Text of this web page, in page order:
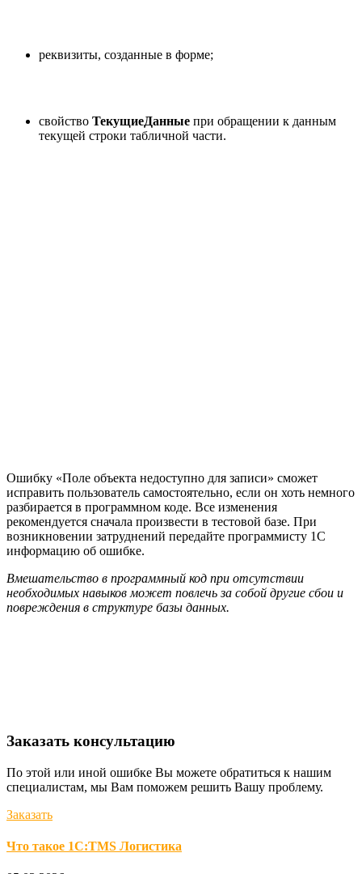
реквизиты, созданные в форме;
свойство ТекущиеДанные при обращении к данным
текущей строки табличной части.
Ошибку «Поле объекта недоступно для записи» сможет
исправить пользователь самостоятельно, если он хоть немного
разбирается в программном коде. Все изменения
рекомендуется сначала произвести в тестовой базе. При
возникновении затруднений передайте программисту 1С
информацию об ошибке.
Вмешательство в программный код при отсутствии
необходимых навыков может повлечь за собой другие сбои и
повреждения в структуре базы данных.
Заказать консультацию
По этой или иной ошибке Вы можете обратиться к нашим
специалистам, мы Вам поможем решить Вашу проблему.
Заказать
Что такое 1С:TMS Логистика